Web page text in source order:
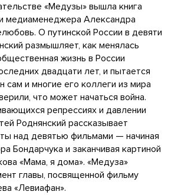
«Медузы» вышла книга
медиаменеджера Александра
О путинской России в девяти
размышляет, как менялась
жизнь в России
двадцати лет, и пытается
сам и многие его коллеги из мира
что может начаться война.
репрессиях и давлении
Роднянский рассказывает
над девятью фильмами — начиная
Бондарчука и заканчивая картиной
«Мама, я дома». «Медуза»
главы, посвященной фильму
«Левиафан».